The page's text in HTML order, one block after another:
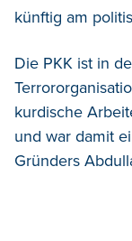
künftig am
Die PKK ist in
kurdische
und war damit
Gründers